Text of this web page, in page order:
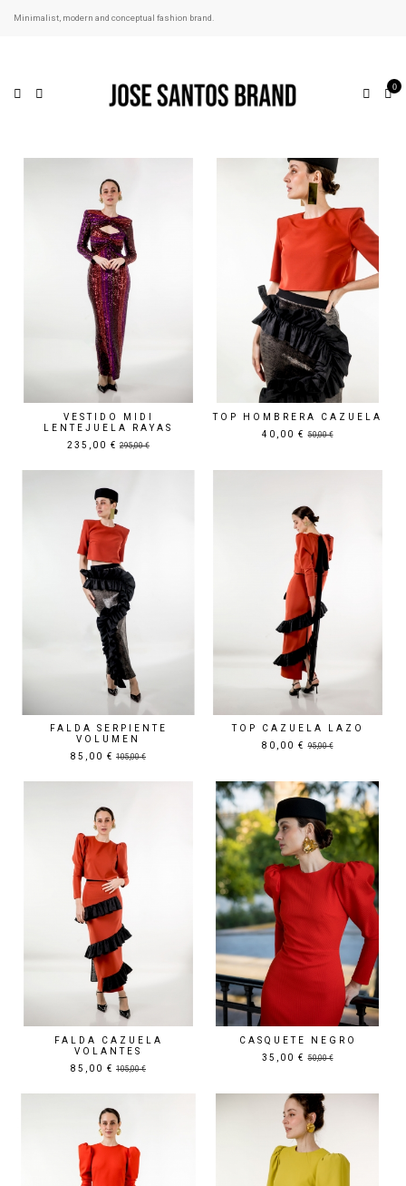
Minimalist, modern and conceptual fashion brand.
0
VESTIDO MIDI
LENTEJUELA RAYAS
235,00 € 295,00 €
TOP HOMBRERA CAZUELA
40,00 € 50,00 €
FALDA SERPIENTE
VOLUMEN
85,00 € 105,00 €
TOP CAZUELA LAZO
80,00 € 95,00 €
FALDA CAZUELA
VOLANTES
85,00 € 105,00 €
Precio rebajado
CASQUETE NEGRO
35,00 € 50,00 €